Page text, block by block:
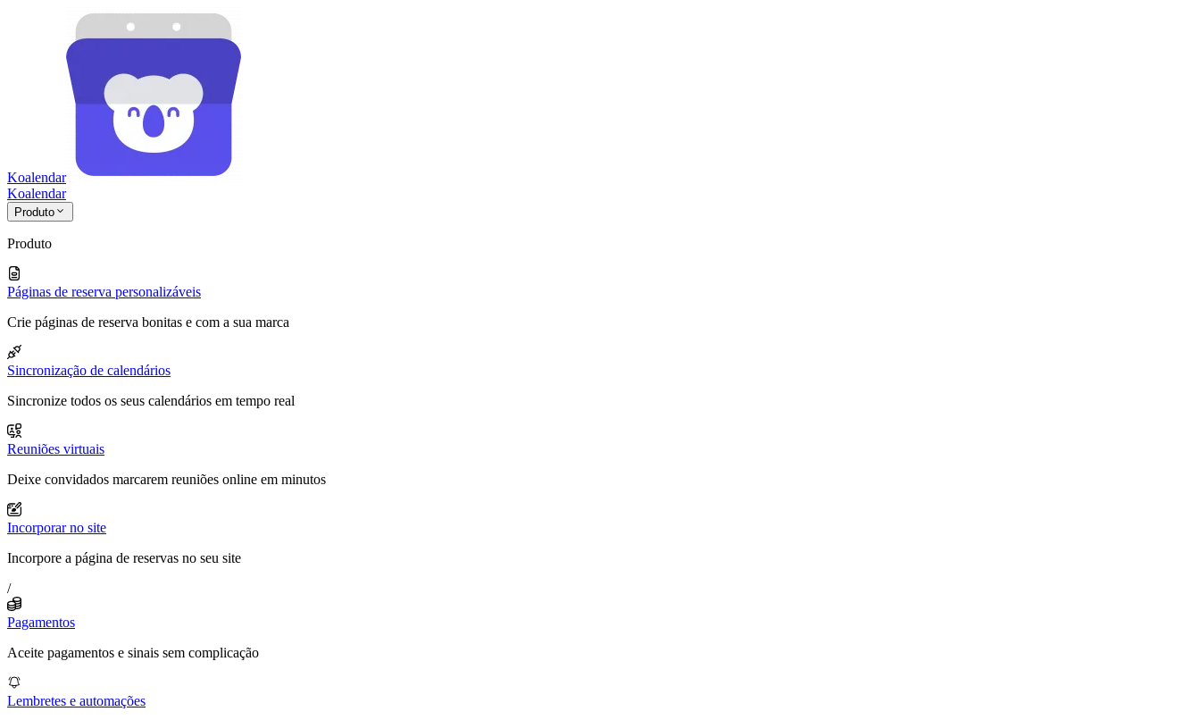
Koalendar
Koalendar
Produto
Produto
Páginas de reserva personalizáveis
Crie páginas de reserva bonitas e com a sua marca
Sincronização de calendários
Sincronize todos os seus calendários em tempo real
Reuniões virtuais
Deixe convidados marcarem reuniões online em minutos
Incorporar no site
Incorpore a página de reservas no seu site
/
Pagamentos
Aceite pagamentos e sinais sem complicação
Lembretes e automações